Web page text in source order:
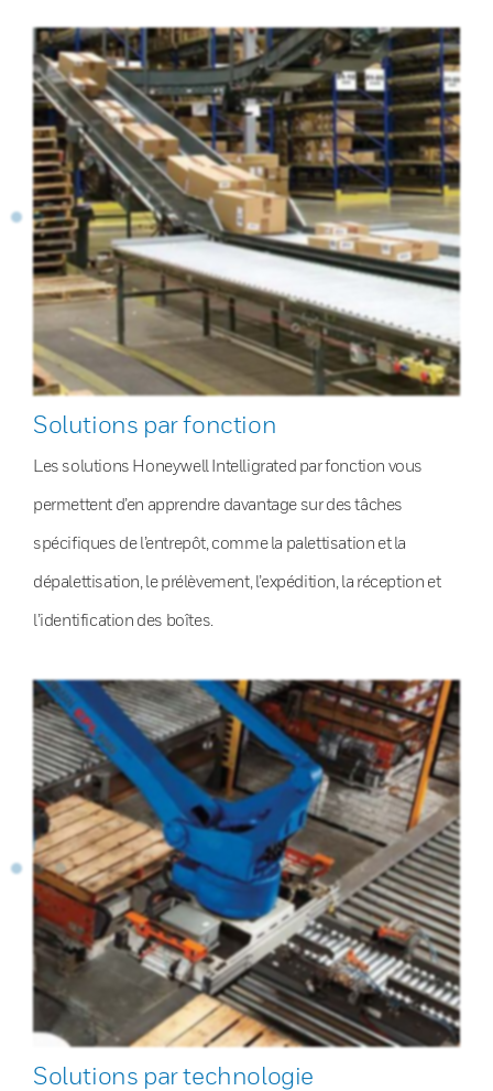
Solutions par fonction
Les solutions Honeywell Intelligrated par fonction vous
permettent d’en apprendre davantage sur des tâches
spécifiques de l’entrepôt, comme la palettisation et la
dépalettisation, le prélèvement, l’expédition, la réception et
l’identification des boîtes.
Solutions par technologie